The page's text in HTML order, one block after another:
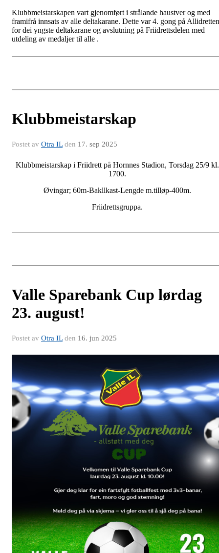
Klubbmeistarskapen vart gjenomført i strålande haustver og med
framifrå innsats av alle deltakarane. Dette var 4. gong på Allidretten
for dei yngste deltakarane og avslutning på Friidrettsdelen med
utdeling av medaljer til alle .
Klubbmeistarskap
Postet av Otra ILden 17. sep 2025
Klubbmeistarskap i Friidrett på Hornnes Stadion, Torsdag 25/9 kl.
1700.
Øvingar; 60m-Bakllkast-Lengde m.tilløp-400m.
Friidrettsgruppa.
Valle Sparebank Cup lørdag
23. august!
Postet av Otra ILden 16. jun 2025